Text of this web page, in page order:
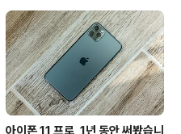
아이폰 11 프로, 1년 동안 써봤습니